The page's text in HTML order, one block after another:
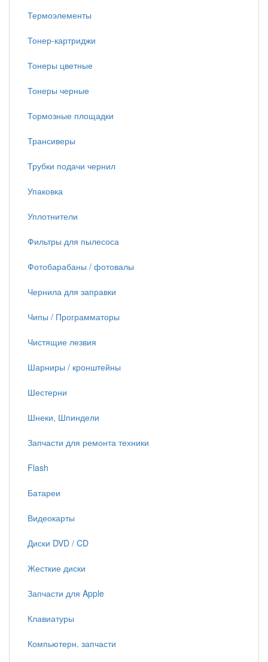
Термоэлементы
Тонер-картриджи
Тонеры цветные
Тонеры черные
Тормозные площадки
Трансиверы
Трубки подачи чернил
Упаковка
Уплотнители
Фильтры для пылесоса
Фотобарабаны / фотовалы
Чернила для заправки
Чипы / Программаторы
Чистящие лезвия
Шарниры / кронштейны
Шестерни
Шнеки, Шпиндели
Запчасти для ремонта техники
Flash
Батареи
Видеокарты
Диски DVD / CD
Жесткие диски
Запчасти для Apple
Клавиатуры
Компьютерн. запчасти